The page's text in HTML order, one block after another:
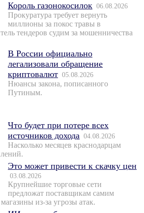
Король газонокосилок 06.08.2026
Прокуратура требует вернуть
миллионы за покос травы в
тендеров судим за мошенничества
В России официально
легализовали обращение
криптовалют 05.08.2026
Нюансы закона, пописанного
Путиным.
Что будет при потере всех
источников дохода 04.08.2026
Насколько месяцев краснодарцам
Это может привести к скачку цен
03.08.2026
Крупнейшие торговые сети
предложат поставщикам самим
из-за угрозы атак.